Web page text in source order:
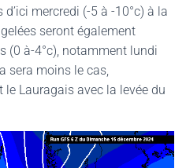
mercredi (-5 à -10°c) à la
seront également
(0 à-4°c), notamment lundi
sera moins le cas,
Lauragais avec la levée du